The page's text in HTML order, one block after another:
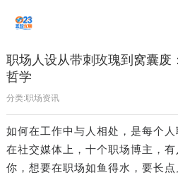
职场人设从带刺玫瑰到窝囊废
哲学
分类:职场资讯
如何在工作中与人相处，是每个人
在社交媒体上，十个职场博主，
你，想要在职场如鱼得水，要长